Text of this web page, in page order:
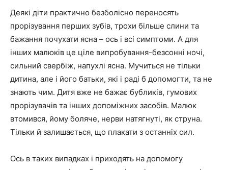
Деякі діти практично безболісно переносять
прорізування перших зубів, трохи більше слини та
бажання почухати ясна – ось і всі симптоми. А для
інших малюків це ціле випробування-безсонні ночі,
сильний свербіж, напухлі ясна. Мучиться не тільки
дитина, але і його батьки, які і раді б допомогти, та не
знають чим. Дитя вже не бажає бубликів, гумових
прорізувачів та інших допоміжних засобів. Малюк
втомився, йому боляче, нерви натягнуті, як струна.
Тільки й залишається, що плакати з останніх сил.
Ось в таких випадках і приходять на допомогу